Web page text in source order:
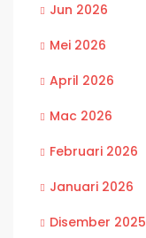
Jun 2026
Mei 2026
April 2026
Mac 2026
Februari 2026
Januari 2026
Disember 2025